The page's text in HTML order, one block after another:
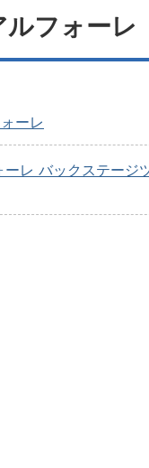
フォーレ
ーレ
ーレ バックステージ